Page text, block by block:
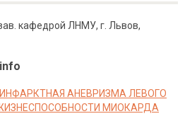
кафедрой ЛНМУ, г. Львов,
АНЕВРИЗМА ЛЕВОГО
МИОКАРДА